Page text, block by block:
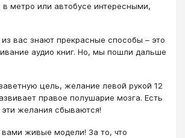
в метро или автобусе интересными,
вас знают прекрасные способы – это
аудио книг. Но, мы пошли дальше
цель, желание левой рукой 12
правое полушарие мозга. Есть
эти желания сбываются!
вами живые модели! За то, что